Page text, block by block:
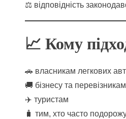
⚖️ відповідність
📈 Кому
🚗 власникам легкових
🚚 бізнесу та перевізникам
✈️ туристам
🧳 тим, хто часто